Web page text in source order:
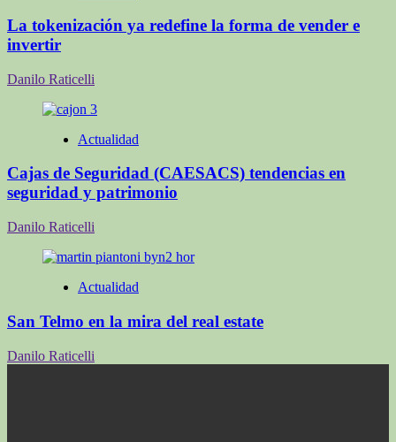
La tokenización ya redefine la forma de vender e
invertir
Danilo Raticelli
Actualidad
Cajas de Seguridad (CAESACS) tendencias en
seguridad y patrimonio
Danilo Raticelli
Actualidad
San Telmo en la mira del real estate
Danilo Raticelli